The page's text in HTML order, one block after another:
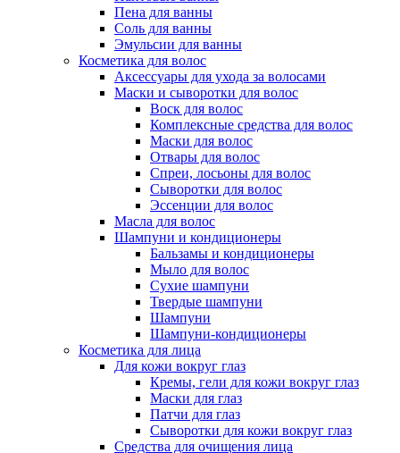
Пена для ванны
Соль для ванны
Эмульсии для ванны
Косметика для волос
Аксессуары для ухода за волосами
Маски и сыворотки для волос
Воск для волос
Комплексные средства для волос
Маски для волос
Отвары для волос
Спреи, лосьоны для волос
Сыворотки для волос
Эссенции для волос
Масла для волос
Шампуни и кондиционеры
Бальзамы и кондиционеры
Мыло для волос
Сухие шампуни
Твердые шампуни
Шампуни
Шампуни-кондиционеры
Косметика для лица
Для кожи вокруг глаз
Кремы, гели для кожи вокруг глаз
Маски для глаз
Патчи для глаз
Сыворотки для кожи вокруг глаз
Средства для очищения лица